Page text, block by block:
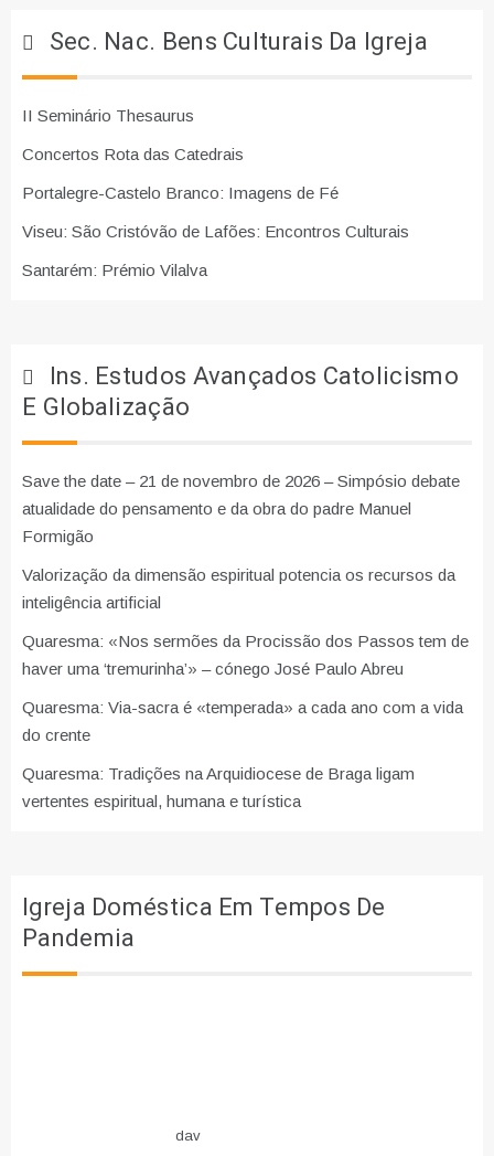
Sec. Nac. Bens Culturais Da Igreja
II Seminário Thesaurus
Concertos Rota das Catedrais
Portalegre-Castelo Branco: Imagens de Fé
Viseu: São Cristóvão de Lafões: Encontros Culturais
Santarém: Prémio Vilalva
Ins. Estudos Avançados Catolicismo
E Globalização
Save the date – 21 de novembro de 2026 – Simpósio debate
atualidade do pensamento e da obra do padre Manuel
Formigão
Valorização da dimensão espiritual potencia os recursos da
inteligência artificial
Quaresma: «Nos sermões da Procissão dos Passos tem de
haver uma ‘tremurinha’» – cónego José Paulo Abreu
Quaresma: Via-sacra é «temperada» a cada ano com a vida
do crente
Quaresma: Tradições na Arquidiocese de Braga ligam
vertentes espiritual, humana e turística
Igreja Doméstica Em Tempos De
Pandemia
dav